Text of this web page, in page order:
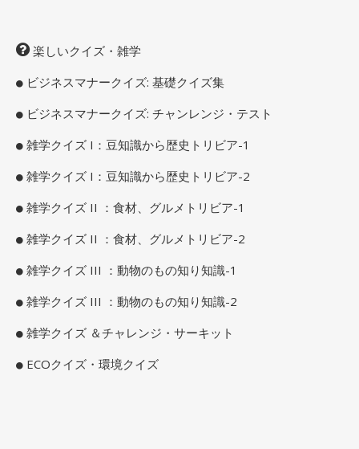
楽しいクイズ・雑学
ビジネスマナークイズ: 基礎クイズ集
ビジネスマナークイズ: チャンレンジ・テスト
雑学クイズ I：豆知識から歴史トリビア-1
雑学クイズ I：豆知識から歴史トリビア-2
雑学クイズ II ：食材、グルメトリビア-1
雑学クイズ II ：食材、グルメトリビア-2
雑学クイズ III ：動物のもの知り知識-1
雑学クイズ III ：動物のもの知り知識-2
雑学クイズ ＆チャレンジ・サーキット
ECOクイズ・環境クイズ